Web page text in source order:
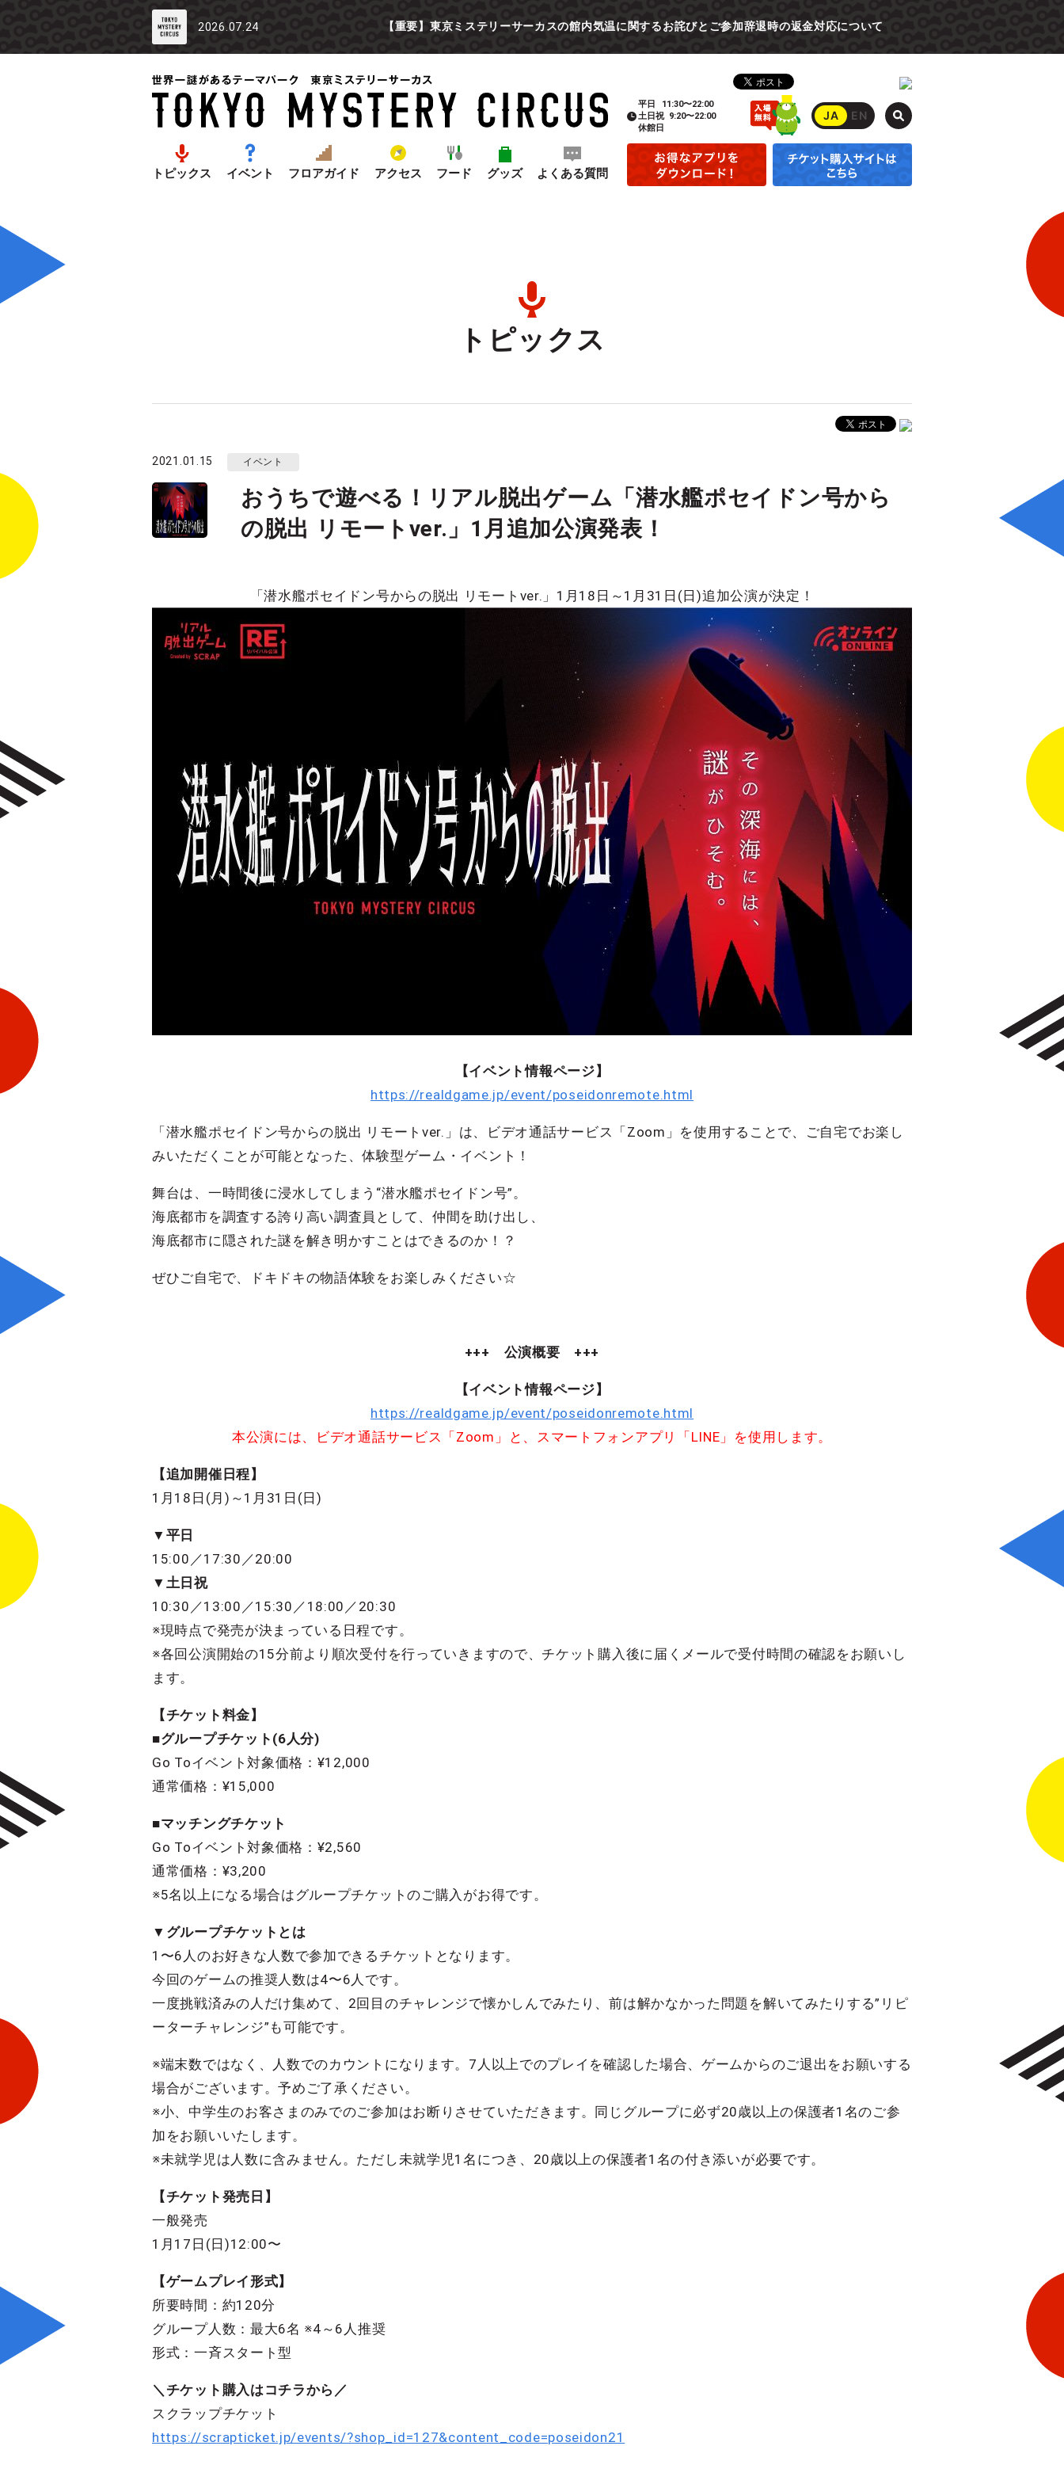
2026.07.24 【重要】東京ミステリーサーカスの館内気温に関するお詫びとご参加辞退時の返金対応について
トピックス イベント フロアガイド アクセス フード グッズ よくある質問
平日
11:30〜22:00
土日祝 9:20〜22:00
休館日
JA EN
トピックス
2021.01.15 イベント
おうちで遊べる！リアル脱出ゲーム「潜水艦ポセイドン号から
の脱出 リモートver.」1月追加公演発表！
「潜水艦ポセイドン号からの脱出 リモートver.」1月18日～1月31日(日)追加公演が決定！
【イベント情報ページ】
https://realdgame.jp/event/poseidonremote.html
「潜水艦ポセイドン号からの脱出 リモートver.」は、ビデオ通話サービス「Zoom」を使用することで、ご自宅でお楽し
みいただくことが可能となった、体験型ゲーム・イベント！
舞台は、一時間後に浸水してしまう“潜水艦ポセイドン号”。
海底都市を調査する誇り高い調査員として、仲間を助け出し、
海底都市に隠された謎を解き明かすことはできるのか！？
ぜひご自宅で、ドキドキの物語体験をお楽しみください☆
+++ 公演概要 +++
【イベント情報ページ】
https://realdgame.jp/event/poseidonremote.html
本公演には、ビデオ通話サービス「Zoom」と、スマートフォンアプリ「LINE」を使用します。
【追加開催日程】
1月18日(月)～1月31日(日)
▼平日
15:00／17:30／20:00
▼土日祝
10:30／13:00／15:30／18:00／20:30
※現時点で発売が決まっている日程です。
※各回公演開始の15分前より順次受付を行っていきますので、チケット購入後に届くメールで受付時間の確認をお願いし
ます。
【チケット料金】
■グループチケット(6人分)
Go Toイベント対象価格：¥12,000
通常価格：¥15,000
■マッチングチケット
Go Toイベント対象価格：¥2,560
通常価格：¥3,200
※5名以上になる場合はグループチケットのご購入がお得です。
▼グループチケットとは
1〜6人のお好きな人数で参加できるチケットとなります。
今回のゲームの推奨人数は4〜6人です。
一度挑戦済みの人だけ集めて、2回目のチャレンジで懐かしんでみたり、前は解かなかった問題を解いてみたりする”リピ
ーターチャレンジ”も可能です。
※端末数ではなく、人数でのカウントになります。7人以上でのプレイを確認した場合、ゲームからのご退出をお願いする
場合がございます。予めご了承ください。
※小、中学生のお客さまのみでのご参加はお断りさせていただきます。同じグループに必ず20歳以上の保護者1名のご参
加をお願いいたします。
※未就学児は人数に含みません。ただし未就学児1名につき、20歳以上の保護者1名の付き添いが必要です。
【チケット発売日】
一般発売
1月17日(日)12:00〜
【ゲームプレイ形式】
所要時間：約120分
グループ人数：最大6名 ※4～6人推奨
形式：一斉スタート型
＼チケット購入はコチラから／
スクラップチケット
https://scrapticket.jp/events/?shop_id=127&content_code=poseidon21